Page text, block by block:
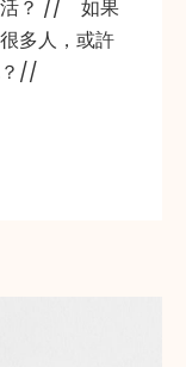
活？ // 如果
多人，或許
？//